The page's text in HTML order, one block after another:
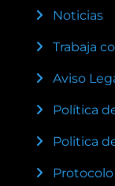
Noticias
Trabaja
Aviso
Política
Politica